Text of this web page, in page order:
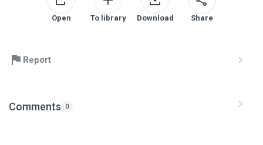
Open To library Download Share
Report
Comments 0